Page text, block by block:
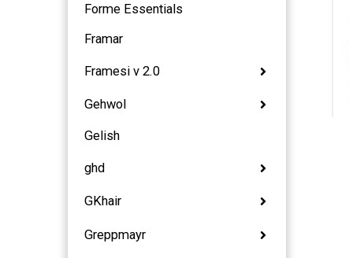
Forme Essentials
Framar
Framesi v 2.0
Gehwol
Gelish
ghd
GKhair
Greppmayr